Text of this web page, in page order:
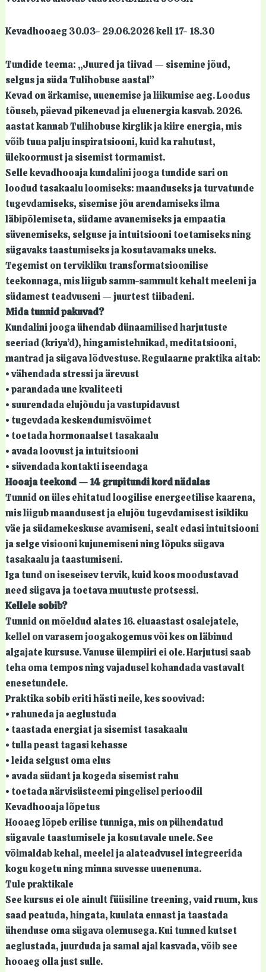
Kevadhooaeg 30.03- 29.06.2026 kell 17- 18.30
Tundide teema: „Juured ja tiivad — sisemine jõud,
selgus ja süda Tulihobuse aastal”
Kevad on ärkamise, uuenemise ja liikumise aeg. Loodus
tõuseb, päevad pikenevad ja eluenergia kasvab. 2026.
aastat kannab Tulihobuse kirglik ja kiire energia, mis
võib tuua palju inspiratsiooni, kuid ka rahutust,
ülekoormust ja sisemist tormamist.
Selle kevadhooaja kundalini jooga tundide sari on
loodud tasakaalu loomiseks: maanduseks ja turvatunde
tugevdamiseks, sisemise jõu arendamiseks ilma
läbipõlemiseta, südame avanemiseks ja empaatia
süvenemiseks, selguse ja intuitsiooni toetamiseks ning
sügavaks taastumiseks ja kosutavamaks uneks.
Tegemist on tervikliku transformatsioonilise
teekonnaga, mis liigub samm-sammult kehalt meeleni ja
südamest teadvuseni — juurtest tiibadeni.
Mida tunnid pakuvad?
Kundalini jooga ühendab dünaamilised harjutuste
seeriad (kriya’d), hingamistehnikad, meditatsiooni,
mantrad ja sügava lõdvestuse. Regulaarne praktika aitab:
• vähendada stressi ja ärevust
• parandada une kvaliteeti
• suurendada elujõudu ja vastupidavust
• tugevdada keskendumisvõimet
• toetada hormonaalset tasakaalu
• avada loovust ja intuitsiooni
• süvendada kontakti iseendaga
Hooaja teekond — 14 grupitundi kord nädalas
Tunnid on üles ehitatud loogilise energeetilise kaarena,
mis liigub maandusest ja elujõu tugevdamisest isikliku
väe ja südamekeskuse avamiseni, sealt edasi intuitsiooni
ja selge visiooni kujunemiseni ning lõpuks sügava
tasakaalu ja taastumiseni.
Iga tund on iseseisev tervik, kuid koos moodustavad
need sügava ja toetava muutuste protsessi.
Kellele sobib?
Tunnid on mõeldud alates 16. eluaastast osalejatele,
kellel on varasem joogakogemus või kes on läbinud
algajate kursuse. Vanuse ülempiiri ei ole. Harjutusi saab
teha oma tempos ning vajadusel kohandada vastavalt
enesetundele.
Praktika sobib eriti hästi neile, kes soovivad:
• rahuneda ja aeglustuda
• taastada energiat ja sisemist tasakaalu
• tulla peast tagasi kehasse
• leida selgust oma elus
• avada südant ja kogeda sisemist rahu
• toetada närvisüsteemi pingelisel perioodil
Kevadhooaja lõpetus
Hooaeg lõpeb erilise tunniga, mis on pühendatud
sügavale taastumisele ja kosutavale unele. See
võimaldab kehal, meelel ja alateadvusel integreerida
kogu kogetu ning minna suvesse uuenenuna.
Tule praktikale
See kursus ei ole ainult füüsiline treening, vaid ruum, kus
saad peatuda, hingata, kuulata ennast ja taastada
ühenduse oma sügava olemusega. Kui tunned kutset
aeglustada, juurduda ja samal ajal kasvada, võib see
hooaeg olla just sulle.